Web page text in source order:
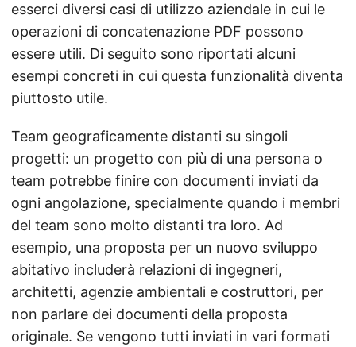
esserci diversi casi di utilizzo aziendale in cui le
operazioni di concatenazione PDF possono
essere utili. Di seguito sono riportati alcuni
esempi concreti in cui questa funzionalità diventa
piuttosto utile.
Team geograficamente distanti su singoli
progetti: un progetto con più di una persona o
team potrebbe finire con documenti inviati da
ogni angolazione, specialmente quando i membri
del team sono molto distanti tra loro. Ad
esempio, una proposta per un nuovo sviluppo
abitativo includerà relazioni di ingegneri,
architetti, agenzie ambientali e costruttori, per
non parlare dei documenti della proposta
originale. Se vengono tutti inviati in vari formati